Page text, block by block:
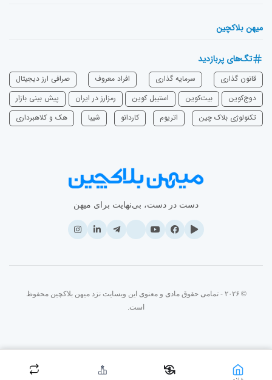
میهن بلاکچین
تگ‌های پربازدید
قانون گذاری سرمایه‌ گذاری افراد معروف
صرافی ارز دیجیتال
دوج‌کوین
بیت‌کوین استیبل کوین رمزارز در ایران
پیش بینی بازار
تکنولوژی بلاک چین
اتریوم ‌کاردانو شیبا هک و کلاهبرداری
دست در دست، بی‌نهایت برای میهن
© ۲۰۲۶ - تمامی حقوق مادی و معنوی این وبسایت نزد میهن بلاکچین محفوظ
است.